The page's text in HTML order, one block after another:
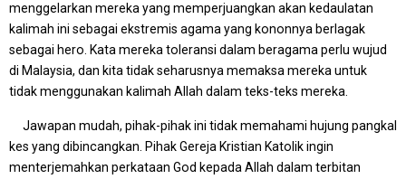
menggelarkan mereka yang memperjuangkan akan kedaulatan
kalimah ini sebagai ekstremis agama yang kononnya berlagak
sebagai hero. Kata mereka toleransi dalam beragama perlu wujud
di Malaysia, dan kita tidak seharusnya memaksa mereka untuk
tidak menggunakan kalimah Allah dalam teks-teks mereka.
Jawapan mudah, pihak-pihak ini tidak memahami hujung pangkal
kes yang dibincangkan. Pihak Gereja Kristian Katolik ingin
menterjemahkan perkataan God kepada Allah dalam terbitan